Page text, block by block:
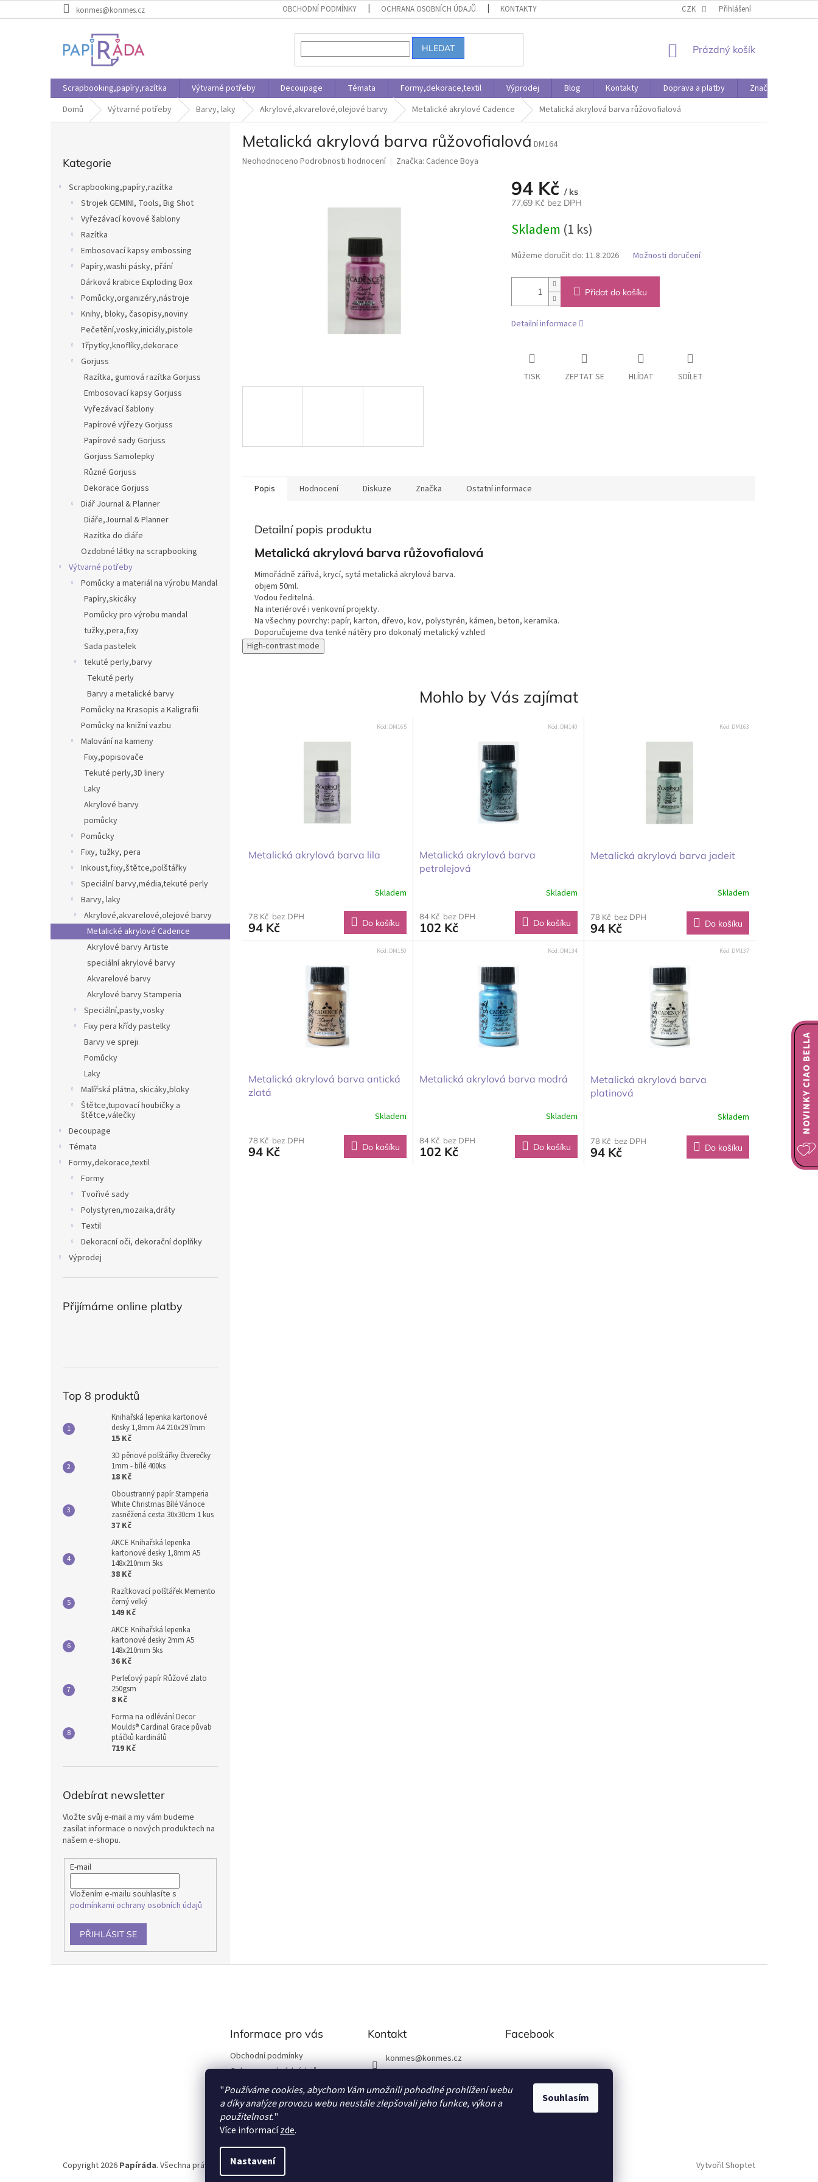
"Používáme cookies, abychom Vám umožnili pohodlné prohlížení webu
a díky analýze provozu webu neustále zlepšovali jeho funkce, výkon a
použitelnost."
Více informacízde.
Nastavení
Souhlasím
na
konmes@konmes.cz OBCHODNÍ PODMÍNKY OCHRANA OSOBNÍCH ÚDAJŮ KONTAKTY DOPRAVA A PLATBY
CZK Přihlášení
HLEDAT
NÁKUPNÍ
Prázdný košík
Scrapbooking,papíry,razítka Výtvarné potřeby Decoupage Témata Formy,dekorace,textil Výprodej Blog Kontakty Doprava a platby
Značky
Domů
Výtvarné potřeby Barvy, laky Akrylové,akvarelové,olejové barvy Metalické akrylové Cadence Metalická akrylová barva růžovofialová
kategorie
Kategorie
Scrapbooking,papíry,razítka
Strojek GEMINI, Tools, Big Shot
Vyřezávací kovové šablony
Razítka
Embosovací kapsy embossing
Papíry,washi pásky, přání
Dárková krabice Exploding Box
Pomůcky,organizéry,nástroje
Knihy, bloky, časopisy,noviny
Pečetění,vosky,iniciály,pistole
Třpytky,knoflíky,dekorace
Gorjuss
Razítka, gumová razítka Gorjuss
Embosovací kapsy Gorjuss
Vyřezávací šablony
Papírové výřezy Gorjuss
Papírové sady Gorjuss
Gorjuss Samolepky
Různé Gorjuss
Dekorace Gorjuss
Diář Journal & Planner
Diáře,Journal & Planner
Razítka do diáře
Ozdobné látky na scrapbooking
Výtvarné potřeby
Pomůcky a materiál na výrobu Mandal
Papíry,skicáky
Pomůcky pro výrobu mandal
tužky,pera,fixy
Sada pastelek
tekuté perly,barvy
Tekuté perly
Barvy a metalické barvy
Pomůcky na Krasopis a Kaligrafii
Pomůcky na knižní vazbu
Malování na kameny
Fixy,popisovače
Tekuté perly,3D linery
Laky
Akrylové barvy
pomůcky
Pomůcky
Fixy, tužky, pera
Inkoust,fixy,štětce,polštářky
Speciální barvy,média,tekuté perly
Barvy, laky
Akrylové,akvarelové,olejové barvy
Metalické akrylové Cadence
Akrylové barvy Artiste
speciální akrylové barvy
Akvarelové barvy
Akrylové barvy Stamperia
Speciální,pasty,vosky
Fixy pera křídy pastelky
Barvy ve spreji
Pomůcky
Laky
Malířská plátna, skicáky,bloky
Štětce,tupovací houbičky a
štětce,válečky
Decoupage
Témata
Formy,dekorace,textil
Formy
Tvořivé sady
Polystyren,mozaika,dráty
Textil
Dekoracní oči, dekorační doplňky
Výprodej
Přijímáme online platby
Top 8 produktů
Knihařská lepenka kartonové
desky 1,8mm A4 210x297mm
15 Kč
3D pěnové polštářky čtverečky
1mm - bílé 400ks
18 Kč
Oboustranný papír Stamperia
White Christmas Bílé Vánoce
zasněžená cesta 30x30cm 1 kus
37 Kč
AKCE Knihařská lepenka
kartonové desky 1,8mm A5
148x210mm 5ks
38 Kč
Razítkovací polštářek Memento
černý velký
149 Kč
AKCE Knihařská lepenka
kartonové desky 2mm A5
148x210mm 5ks
36 Kč
Perleťový papír Růžové zlato
250gsm
8 Kč
Forma na odlévání Decor
Moulds® Cardinal Grace půvab
ptáčků kardinálů
719 Kč
Odebírat newsletter
Vložte svůj e-mail a my vám budeme
zasílat informace o nových produktech na
našem e-shopu.
E-mail
Vložením e-mailu souhlasíte s
podmínkami ochrany osobních údajů
PŘIHLÁSIT SE
Metalická akrylová barva růžovofialová DM164
Průměrné
Neohodnoceno Podrobnosti hodnocení Značka: Cadence Boya
94 Kč / ks
77,69 Kč bez DPH
cena:
Skladem (1 ks)
Můžeme doručit do: 11.8.2026 Možnosti doručení
Přidat do košíku
Detailní informace
TISK ZEPTAT SE HLÍDAT SDÍLET
Popis Hodnocení Diskuze Značka Ostatní informace
Detailní popis produktu
Metalická akrylová barva růžovofialová
Mimořádně zářivá, krycí, sytá metalická akrylová barva.
objem 50ml.
Vodou ředitelná.
Na interiérové i venkovní projekty.
Na všechny povrchy: papír, karton, dřevo, kov, polystyrén, kámen, beton, keramika.
Doporučujeme dva tenké nátěry pro dokonalý metalický vzhled
High-contrast mode
Mohlo by Vás zajímat
Metalická akrylová barva lila
Skladem
78 Kč bez DPH
94 Kč Do košíku
Kód: DM165
Metalická akrylová barva
petrolejová
Skladem
84 Kč bez DPH
102 Kč Do košíku
Kód: DM140
Metalická akrylová barva jadeit
Skladem
78 Kč bez DPH
94 Kč Do košíku
Kód: DM163
Metalická akrylová barva antická
zlatá
Skladem
78 Kč bez DPH
94 Kč Do košíku
Kód: DM150
Metalická akrylová barva modrá
Skladem
84 Kč bez DPH
102 Kč Do košíku
Kód: DM134
Metalická akrylová barva
platinová
Skladem
78 Kč bez DPH
94 Kč Do košíku
Kód: DM137
Informace pro vás
Obchodní podmínky
Ochrana osobních údajů
Kontakty
O Papírádě
Doprava a platby
Kontakt
konmes@konmes.cz
Facebook
Facebook
Vytvořil Shoptet
Copyright 2026 Papíráda. Všechna práva vyhrazena.
NOVINKY CIAO BELLA